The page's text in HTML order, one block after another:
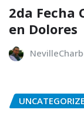
2da Fecha
en Dolores